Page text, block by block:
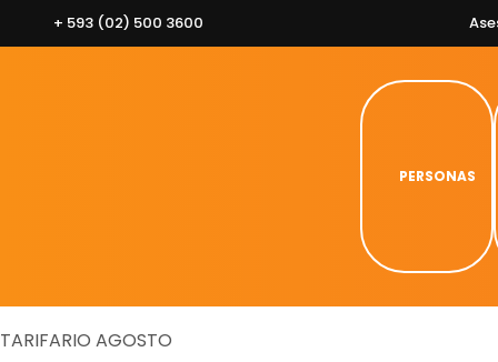
+ 593 (02) 500 3600
PERSONAS
TARIFARIO AGOSTO